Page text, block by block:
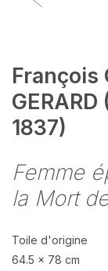
François
1837)
Femme
la Mort
Toile d'origine
64.5 x 78 cm